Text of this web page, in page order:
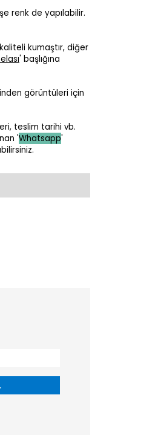
renk de yapılabilir.
kumaştır, diğer
' başlığına
görüntüleri için
teslim tarihi vb.
'Whatsapp'